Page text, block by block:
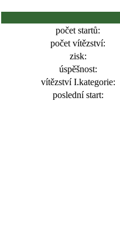
počet startů:
počet vítězství:
zisk:
úspěšnost:
vítězství I.kategorie:
poslední start: